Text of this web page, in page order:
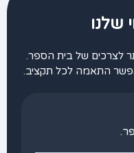
שלנו
לצרכים של בית הספר.
התאמה לכל תקציב.